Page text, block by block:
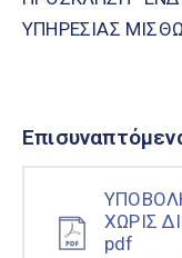
ΥΠΗΡΕΣΙΑΣ
ΧΩΡΙΣ
pdf